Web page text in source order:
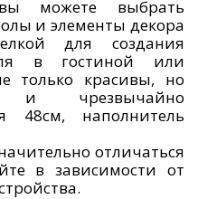
можете выбрать
и элементы декора
для создания
в гостиной или
только красивы, но
и чрезвычайно
48см, наполнитель
отличаться
в зависимости от